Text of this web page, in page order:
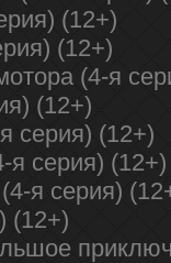
(12+)
(12+)
(4-я
(12+)
серия) (12+)
я серия) (12+)
я серия)
(12+)